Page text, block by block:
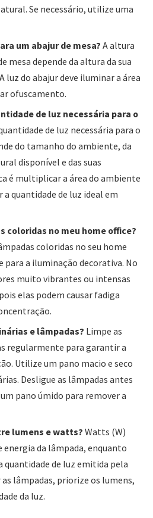
Se necessário, utilize uma
um abajur de mesa? A altura
mesa depende da altura da sua
luz do abajur deve iluminar a área
ofuscamento.
de luz necessária para o
de luz necessária para o
do tamanho do ambiente, da
disponível e das suas
é multiplicar a área do ambiente
quantidade de luz ideal em
coloridas no meu home office?
coloridas no seu home
a iluminação decorativa. No
muito vibrantes ou intensas
elas podem causar fadiga
e lâmpadas? Limpe as
regularmente para garantir a
Utilize um pano macio e seco
Desligue as lâmpadas antes
pano úmido para remover a
lumens e watts? Watts (W)
energia da lâmpada, enquanto
quantidade de luz emitida pela
lâmpadas, priorize os lumens,
da luz.